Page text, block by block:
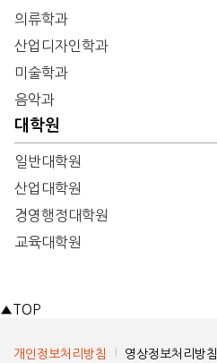
의류학과
산업디자인학과
미술학과
음악과
대학원
일반대학원
산업대학원
경영행정대학원
교육대학원
▲ TOP
개인정보처리방침 영상정보처리방침